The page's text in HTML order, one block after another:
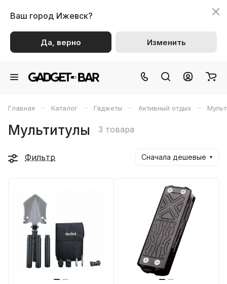
Ваш город Ижевск?
Да, верно Изменить
Главная – Каталог – Гаджеты – Активный отдых –
Мультитулы 3 товара
Фильтр Сначала дешевые